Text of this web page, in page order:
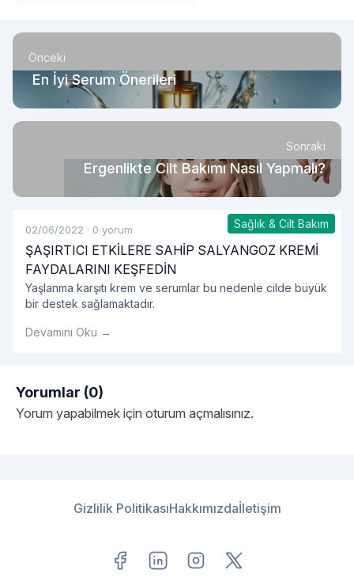
Önceki
En İyi Serum Önerileri
Sonraki
Ergenlikte Cilt Bakımı Nasıl Yapmalı?
Sağlık & Cilt Bakım
02/06/2022 · 0 yorum
ŞAŞIRTICI ETKİLERE SAHİP SALYANGOZ KREMİ
FAYDALARINI KEŞFEDİN
Yaşlanma karşıtı krem ve serumlar bu nedenle cilde büyük
bir destek sağlamaktadır.
Devamını Oku →
Yorumlar (0)
Yorum yapabilmek için oturum açmalısınız.
Gizlilik PolitikasıHakkımızdaİletişim